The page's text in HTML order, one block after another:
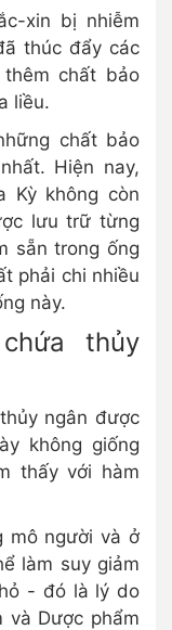
xin bị nhiễm
thúc đẩy các
chất bảo
liều.
chất bảo
Hiện nay,
Kỳ không còn
lưu trữ từng
sẵn trong ống
phải chi nhiều
này.
thủy
ngân được
không giống
thấy với hàm
mô người và ở
làm suy giảm
- đó là lý do
và Dược phẩm